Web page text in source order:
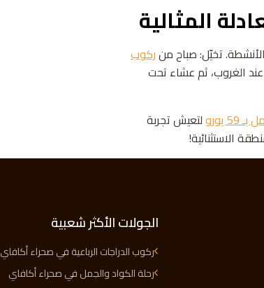
المثالية
تخيّل: صباح منركوب
عند الغروب، ثم عشاء تحت
يورو
لتعيش تجربة
الاستثنائية!
الجولات الأكثر شعبية
ركوب الدراجات الرباعية في صحراء أكافاي
رحلة الكواد والجمل في صحراء أكافاي